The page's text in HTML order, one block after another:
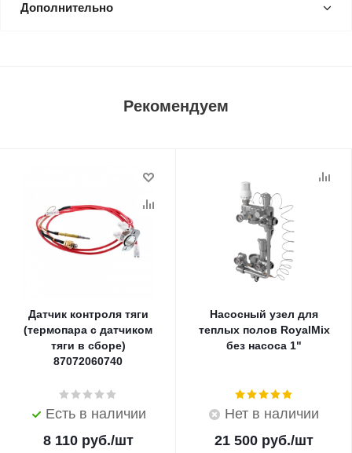
Дополнительно
Рекомендуем
Датчик контроля тяги
(термопара с датчиком
тяги в сборе)
87072060740
Есть в наличии
8 110руб./шт
Насосный узел для
теплых полов RoyalMix
без насоса 1"
Нет в наличии
21 500 руб./шт